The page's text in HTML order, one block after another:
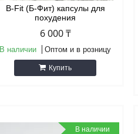
B-Fit (Б-Фит) капсулы для
похудения
6 000 ₸
В наличии Оптом и в розницу
Купить
В наличии